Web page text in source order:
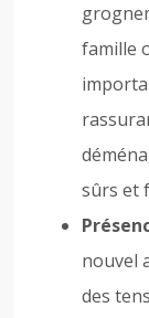
famille
sûrs et
nouvel
des